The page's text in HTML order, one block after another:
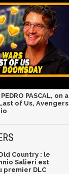
PASCAL, on a
of Us, Avengers
Country : le
Salieri est
premier DLC